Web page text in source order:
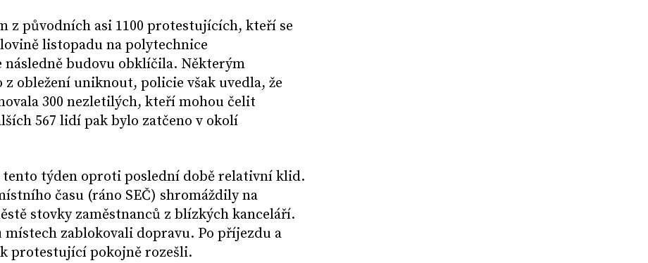
z původních asi 1100 protestujících, kteří se
listopadu na polytechnice
následně budovu obklíčila. Některým
obležení uniknout, policie však uvedla, že
300 nezletilých, kteří mohou čelit
567 lidí pak bylo zatčeno v okolí
tento týden oproti poslední době relativní klid.
času (ráno SEČ) shromáždily na
stovky zaměstnanců z blízkých kanceláří.
místech zablokovali dopravu. Po příjezdu a
protestující pokojně rozešli.